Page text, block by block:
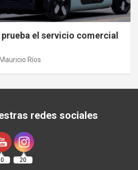
el servicio comercial
Mauricio Ríos
redes sociales
20